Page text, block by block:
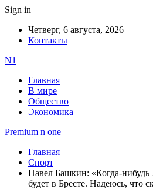
Sign in
Четверг, 6 августа, 2026
Контакты
N1
Главная
В мире
Общество
Экономика
Premium n one
Главная
Спорт
Павел Башкин: «Когда-нибудь
будет в Бресте. Надеюсь, что